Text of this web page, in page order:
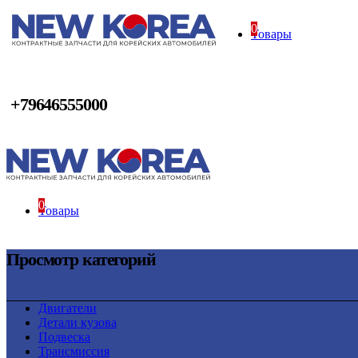
0
Товары
+79646555000
0
Товары
Просмотр категорий
Двигатели
Детали кузова
Подвеска
Трансмиссия